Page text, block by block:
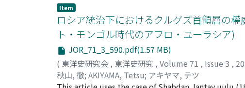
by the mansab rank. Third, as for the prior
bahsis, governors of provinces or districts, and
bahsi-an-i 'izam, but some were transferred to the
although the holders of the office of bahsi-an-i
specific career pattern could be discerned. Sixth,
advancement for the close relatives of influential
Seventh, in terms of the order of appointment,
Item
ロシア統治下におけるクルグズ首領層の
ト・モンゴル時代のアフロ・ユーラシア)
JOR_71_3_590.pdf(1.57 MB)
( 東洋史研究会 , 東洋史研究 , Volume 71 , Issue 3 ,
秋山, 徹; AKIYAMA, Tetsu; アキヤマ, テツ